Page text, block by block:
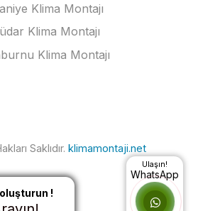
!
Ulaşın!
WhatsApp
Klima Montajı
Klima Montajı
Klima Montajı
Saklıdır. klimamontaji.net